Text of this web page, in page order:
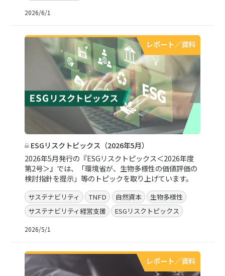
2026/6/1
レポート／資料
ESGリスクトピックス（2026年5月）
2026年5月発行の『ESGリスクトピックス＜2026年度
第2号＞』では、「環境省が、生物多様性の価値評価の
検討指針を提示」等のトピックを取り上げています。
サステナビリティ TNFD 自然資本
生物多様性
サステナビリティ経営支援
ESGリスクトピックス
2026/5/1
レポート／資料